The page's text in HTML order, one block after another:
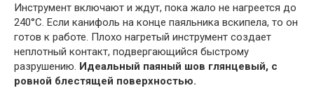
Инструмент включают и ждут, пока жало не нагреется до
240°C. Если канифоль на конце паяльника вскипела, то он
готов к работе. Плохо нагретый инструмент создает
неплотный контакт, подвергающийся быстрому
разрушению. Идеальный паяный шов глянцевый, с
ровной блестящей поверхностью.